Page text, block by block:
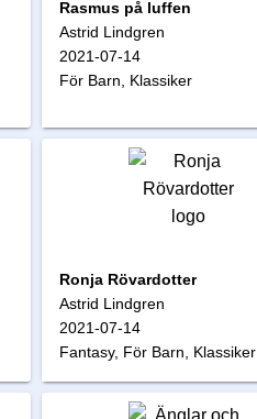
Rasmus på luffen
Astrid Lindgren
2021-07-14
För Barn, Klassiker
Ronja Rövardotter
Astrid Lindgren
2021-07-14
Fantasy, För Barn, Klassiker